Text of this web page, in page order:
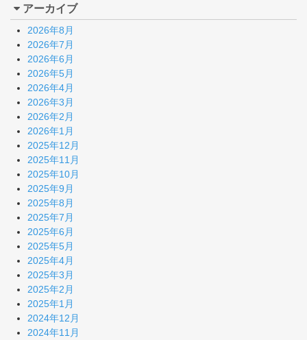
アーカイブ
2026年8月
2026年7月
2026年6月
2026年5月
2026年4月
2026年3月
2026年2月
2026年1月
2025年12月
2025年11月
2025年10月
2025年9月
2025年8月
2025年7月
2025年6月
2025年5月
2025年4月
2025年3月
2025年2月
2025年1月
2024年12月
2024年11月